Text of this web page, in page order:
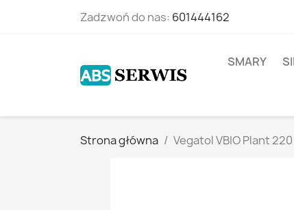
Zadzwoń do nas: 601444162
SMARY
Strona główna Vegatol VBIO Plant